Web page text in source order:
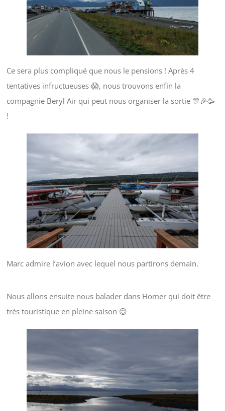
Ce sera plus compliqué que nous le pensions ! Après 4
tentatives infructueuses 😱, nous trouvons enfin la
compagnie Beryl Air qui peut nous organiser la sortie 🎊🎉🥳
!
Marc admire l’avion avec lequel nous partirons demain.
Nous allons ensuite nous balader dans Homer qui doit être
très touristique en pleine saison 😊